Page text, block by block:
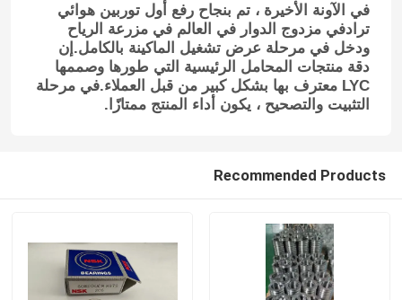
في الآونة الأخيرة ، تم بنجاح رفع أول توربين هوائي
ترادفي مزدوج الدوار في العالم في مزرعة الرياح
ودخل في مرحلة عرض تشغيل الماكينة بالكامل.إن
دقة منتجات المحامل الرئيسية التي طورها وصممها
LYC معترف بها بشكل كبير من قبل العملاء.في مرحلة
التثبيت والتصحيح ، يكون أداء المنتج ممتازًا.
Recommended Products